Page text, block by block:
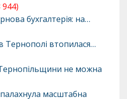
944)
бухгалтерія: на…
Тернополі втопилася…
не можна
масштабна